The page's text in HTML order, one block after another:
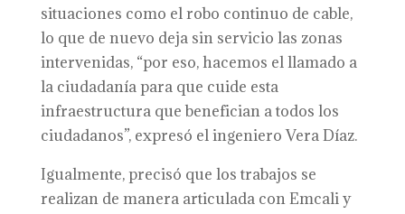
situaciones como el robo continuo de cable,
lo que de nuevo deja sin servicio las zonas
intervenidas, “por eso, hacemos el llamado a
la ciudadanía para que cuide esta
infraestructura que benefician a todos los
ciudadanos”, expresó el ingeniero Vera Díaz.
Igualmente, precisó que los trabajos se
realizan de manera articulada con Emcali y